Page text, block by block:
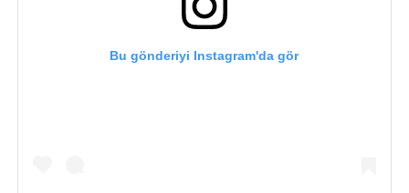
Bu gönderiyi Instagram'da gör